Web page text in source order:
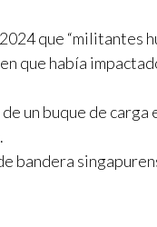
que “militantes
que había
un buque de carga
bandera